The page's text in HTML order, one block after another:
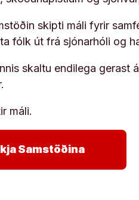
skipti máli fyrir
fólk út frá sjónarhóli og
skaltu endilega gerast
máli.
Samstöðina